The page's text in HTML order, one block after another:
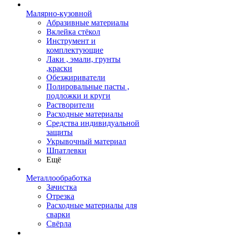
Малярно-кузовной
Абразивные материалы
Вклейка стёкол
Инструмент и
комплектующие
Лаки , эмали, грунты
,краски
Обезжириватели
Полировальные пасты ,
подложки и круги
Растворители
Расходные материалы
Средства индивидуальной
защиты
Укрывочный материал
Шпатлевки
Ещё
Металлообработка
Зачистка
Отрезка
Расходные материалы для
сварки
Свёрла